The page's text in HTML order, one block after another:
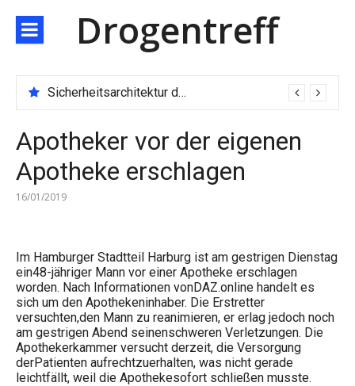
zum
Inhalt
Drogentreff
Sicherheitsarchitektur der nächsten Generation: JARXE kombiniert Multi-Wallet und MPC als Schutzschild für digitales Vertrauen
Apotheker vor der eigenen
Apotheke erschlagen
16/01/2019
Im Hamburger Stadtteil Harburg ist am gestrigen Dienstag
ein48-jähriger Mann vor einer Apotheke erschlagen
worden. Nach Informationen vonDAZ.online handelt es
sich um den Apothekeninhaber. Die Erstretter
versuchten,den Mann zu reanimieren, er erlag jedoch noch
am gestrigen Abend seinenschweren Verletzungen. Die
Apothekerkammer versucht derzeit, die Versorgung
derPatienten aufrechtzuerhalten, was nicht gerade
leichtfällt, weil die Apothekesofort schließen musste.